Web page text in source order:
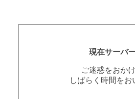
現在サーバ
ご迷惑をおか
しばらく時間を